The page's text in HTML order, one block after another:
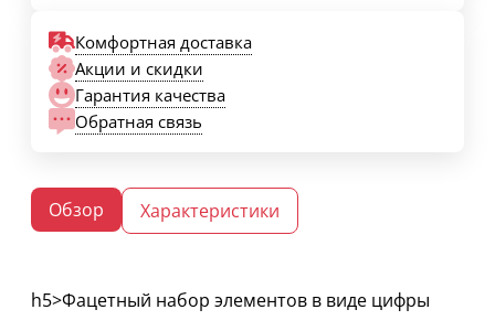
Комфортная доставка
Акции и скидки
Гарантия качества
Обратная связь
Обзор Характеристики
h5>Фацетный набор элементов в виде цифры